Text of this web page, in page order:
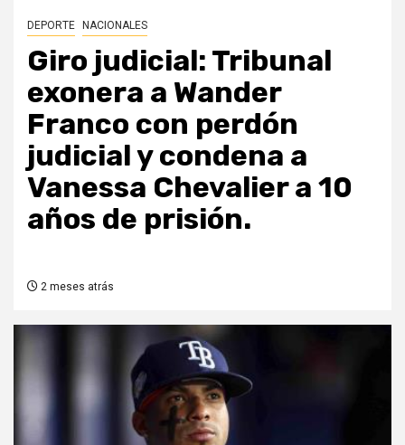
DEPORTE NACIONALES
Giro judicial: Tribunal
exonera a Wander
Franco con perdón
judicial y condena a
Vanessa Chevalier a 10
años de prisión.
2 meses atrás